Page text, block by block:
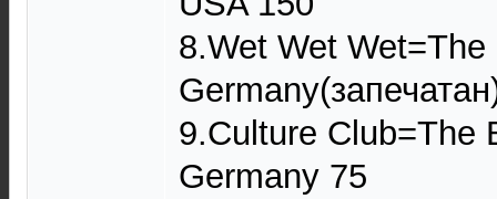
8.Wet Wet
9.Culture Club=The
Germany 75